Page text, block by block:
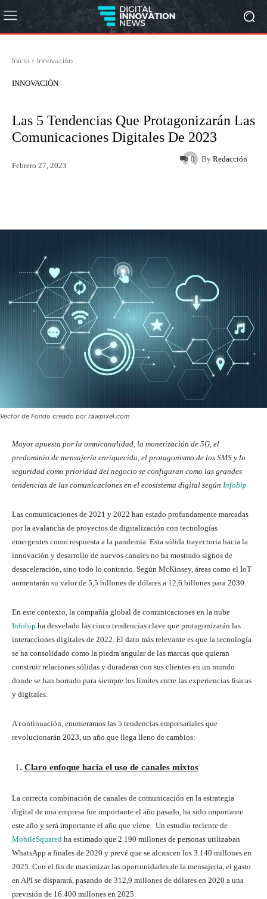
Inicio Innovación
INNOVACIÓN
Las 5 Tendencias Que Protagonizarán Las
Comunicaciones Digitales De 2023
By Redacción
Febrero 27, 2023
0
Vector de Fondo creado por rawpixel.com
Mayor apuesta por la omnicanalidad, la monetización de 5G, el
predominio de mensajería enriquecida, el protagonismo de los SMS y la
seguridad como prioridad del negocio se configuran como las grandes
tendencias de las comunicaciones en el ecosistema digital según Infobip
Las comunicaciones de 2021 y 2022 han estado profundamente marcadas
por la avalancha de proyectos de digitalización con tecnologías
emergentes como respuesta a la pandemia. Esta sólida trayectoria hacia la
innovación y desarrollo de nuevos canales no ha mostrado signos de
desaceleración, sino todo lo contrario. Según McKinsey, áreas como el IoT
aumentarán su valor de 5,5 billones de dólares a 12,6 billones para 2030.
En este contexto, la compañía global de comunicaciones en la nube
Infobip ha desvelado las cinco tendencias clave que protagonizarán las
interacciones digitales de 2022. El dato más relevante es que la tecnología
se ha consolidado como la piedra angular de las marcas que quieran
construir relaciones sólidas y duraderas con sus clientes en un mundo
donde se han borrado para siempre los límites entre las experiencias físicas
y digitales.
A continuación, enumeramos las 5 tendencias empresariales que
revolucionarán 2023, un año que llega lleno de cambios:
Claro enfoque hacia el uso de canales mixtos
La correcta combinación de canales de comunicación en la estrategia
digital de una empresa fue importante el año pasado, ha sido importante
este año y será importante el año que viene. Un estudio reciente de
MobileSquared ha estimado que 2.190 millones de personas utilizaban
WhatsApp a finales de 2020 y prevé que se alcancen los 3.140 millones en
2025. Con el fin de maximizar las oportunidades de la mensajería, el gasto
en API se disparará, pasando de 312,9 millones de dólares en 2020 a una
previsión de 16.400 millones en 2025.